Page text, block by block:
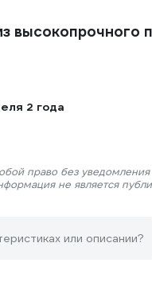
высокопрочного
2 года
право без
не является
или описании?